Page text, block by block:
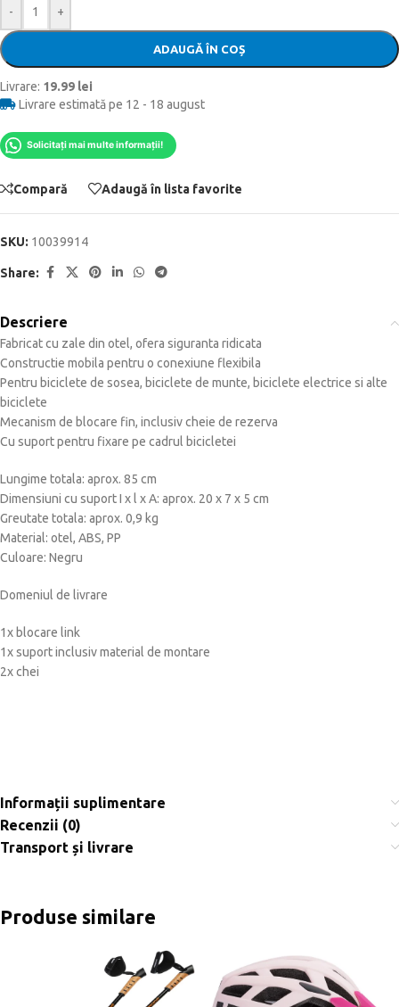
- +
ADAUGĂ ÎN COȘ
Livrare: 19.99 lei
Livrare estimată pe 12 - 18 august
Solicitați mai multe informații!
Compară Adaugă în lista favorite
SKU: 10039914
Share:
Descriere
Fabricat cu zale din otel, ofera siguranta ridicata
Constructie mobila pentru o conexiune flexibila
Pentru biciclete de sosea, biciclete de munte, biciclete electrice si alte
biciclete
Mecanism de blocare fin, inclusiv cheie de rezerva
Cu suport pentru fixare pe cadrul bicicletei
Lungime totala: aprox. 85 cm
Dimensiuni cu suport I x l x A: aprox. 20 x 7 x 5 cm
Greutate totala: aprox. 0,9 kg
Material: otel, ABS, PP
Culoare: Negru
Domeniul de livrare
1x blocare link
1x suport inclusiv material de montare
2x chei
Informații suplimentare
Recenzii (0)
Transport și livrare
Produse similare